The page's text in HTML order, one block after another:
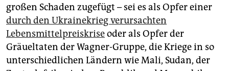
großen Schaden zugefügt – sei es als Opfer einer
durch den Ukrainekrieg verursachten
Lebensmittelpreiskriseoder als Opfer der
Gräueltaten der Wagner-Gruppe, die Kriege in so
unterschiedlichen Ländern wie Mali, Sudan, der